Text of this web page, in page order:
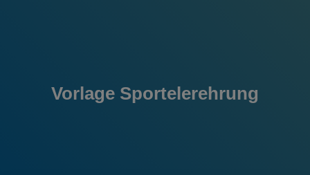
Vorlage Sportelerehrung